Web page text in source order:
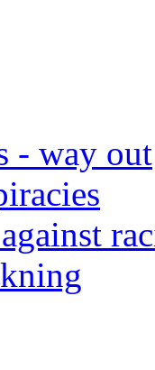
- way out